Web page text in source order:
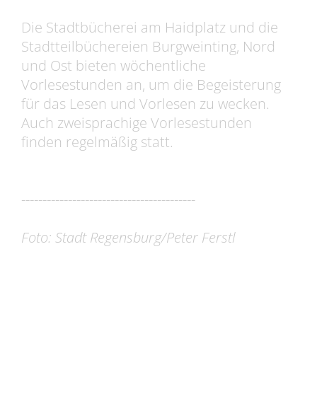
Die Stadtbücherei am Haidplatz und die
Stadtteilbüchereien Burgweinting, Nord
und Ost bieten wöchentliche
Vorlesestunden an, um die Begeisterung
für das Lesen und Vorlesen zu wecken.
Auch zweisprachige Vorlesestunden
finden regelmäßig statt.
-----------------------------------------
Foto: Stadt Regensburg/Peter Ferstl